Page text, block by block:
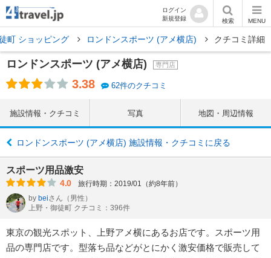
ログイン
新規登録
検索 MENU
町 ショッピング ロンドンスポーツ (アメ横店) クチコミ詳細
ロンドンスポーツ (アメ横店) 専門店
3.38 62件のクチコミ
施設情報・クチコミ 写真 地図・周辺情報
ロンドンスポーツ (アメ横店) 施設情報・クチコミに戻る
スポーツ用品激安
4.0
旅行時期：2019/01（約8年前）
by beiさん （男性）
上野・御徒町 クチコミ：396件
東京の観光スポット、上野アメ横にあるお店です。スポーツ用
品の専門店です。型落ち品などがとにかく激安価格で販売して